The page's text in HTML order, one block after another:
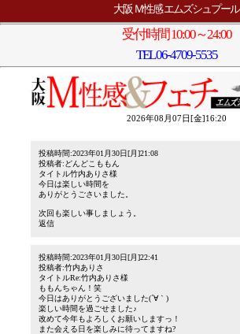
大阪 Ｍ性感 エムズシュプール
受付時間 10:00～24:00
TEL06-4709-5535
2026年08月07日[金]16:20
投稿時間:2023年01月30日[月]21:08
投稿者:どんどこももん
タイトル竹内ありさ様
今日は楽しい時間を
ありがとうごさいました。
次回も楽しい事しましょう。
返信
投稿時間:2023年01月30日[月]22:41
投稿者:竹内ありさ
タイトルRe:竹内ありさ様
ももんちゃん！笑
今日はありがとうございました(´∀｀)
楽しい時間を過ごせました♪
改めて今年もよろしくお願いしますっ！
また会える日を楽しみに待ってますね?